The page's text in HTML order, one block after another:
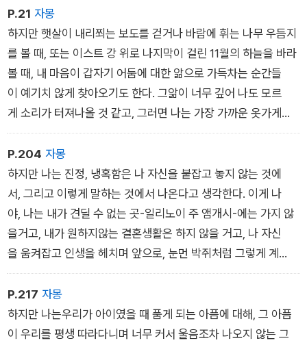
P.21 자몽
하지만 햇살이 내리쬐는 보도를 걷거나 바람에 휘는 나무 우듬지
를 볼 때, 또는 이스트 강 위로 나지막이 걸린 11월의 하늘을 바라
볼 때, 내 마음이 갑자기 어둠에 대한 앎으로 가득차는 순간들
이 예기치 않게 찾아오기도 한다. 그앎이 너무 깊어 나도 모르
게 소리가 터져나올 것 같고, 그러면 나는 가장 가까운 옷가게
로 들어가 낯선 사람과 새로 들어온 스웨터에 대해 대화를 나눈
다. 아마 대부분의 다른 사람들도 이렇듯 반쯤은 알게 반쯤은 모
르게, 사실일 리 없는 기억의 방문을 받으면서 세상을 이런 식으
로 어찌어찌 통과해나갈 것이다.
P.204 자몽
하지만 나는 진정, 냉혹함은 나 자신을 붙잡고 놓지 않는 것에
서, 그리고 이렇게 말하는 것에서 나온다고 생각한다. 이게 나
야, 나는 내가 견딜 수 없는 곳-일리노이 주 앰개시-에는 가지 않
을거고, 내가 원하지않는 결혼생활은 하지 않을 거고, 나 자신
을 움켜잡고 인생을 헤치며 앞으로, 눈먼 박쥐처럼 그렇게 계
속 나아갈 거야! 라고. 이것이 그 냉혹함이라고, 나는 생각한다.
P.217 자몽
하지만 나는우리가 아이였을 때 품게 되는 아픔에 대해, 그 아픔
이 우리를 평생 따라다니며 너무 커서 울음조차 나오지 않는 그